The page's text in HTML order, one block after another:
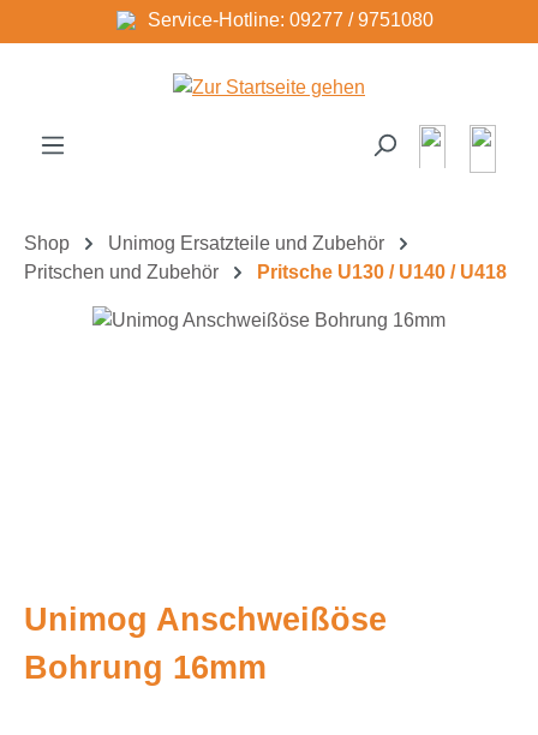
Zum Hauptinhalt springenService-Hotline: 09277 / 9751080
Shop
Unimog Ersatzteile und Zubehör
Pritschen und Zubehör
Pritsche U130 / U140 / U418
Bildergalerie überspringen
Unimog Anschweißöse
Bohrung 16mm